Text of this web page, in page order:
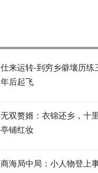
仕来运转-到穷乡僻壤历练
年后起飞
无双赘婿：衣锦还乡，十
亭铺红妆
商海局中局：小人物登上